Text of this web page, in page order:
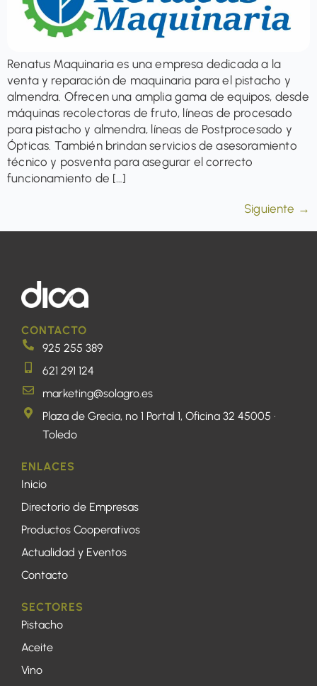
Renatus Maquinaria es una empresa dedicada a la
venta y reparación de maquinaria para el pistacho y
almendra. Ofrecen una amplia gama de equipos, desde
máquinas recolectoras de fruto, líneas de procesado
para pistacho y almendra, líneas de Postprocesado y
Ópticas. También brindan servicios de asesoramiento
técnico y posventa para asegurar el correcto
funcionamiento de […]
Siguiente →
CONTACTO
925 255 389
621 291 124
marketing@solagro.es
Plaza de Grecia, nº 1 Portal 1, Oficina 32 45005 ·
Toledo
ENLACES
Inicio
Directorio de Empresas
Productos Cooperativos
Actualidad y Eventos
Contacto
SECTORES
Pistacho
Aceite
Vino